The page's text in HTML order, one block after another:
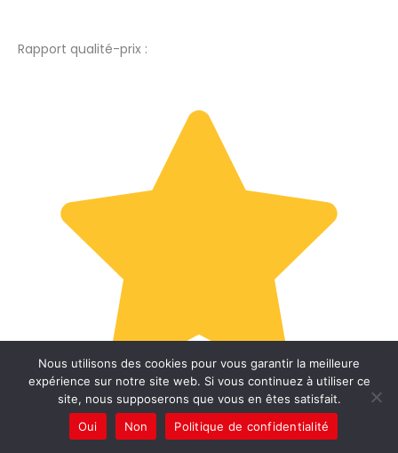
Rapport qualité-prix :
Nous utilisons des cookies pour vous garantir la meilleure
expérience sur notre site web. Si vous continuez à utiliser ce
site, nous supposerons que vous en êtes satisfait.
Oui
Non Politique de confidentialité